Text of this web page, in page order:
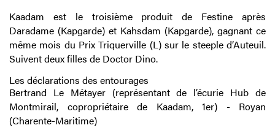
Kaadam est le troisième produit de Festine après
Daradame (Kapgarde) et Kahsdam (Kapgarde), gagnant ce
même mois du Prix Triquerville (L) sur le steeple d’Auteuil.
Suivent deux filles de Doctor Dino.
Les déclarations des entourages
Bertrand Le Métayer (représentant de l’écurie Hub de
Montmirail, copropriétaire de Kaadam, 1er) - Royan
(Charente-Maritime)